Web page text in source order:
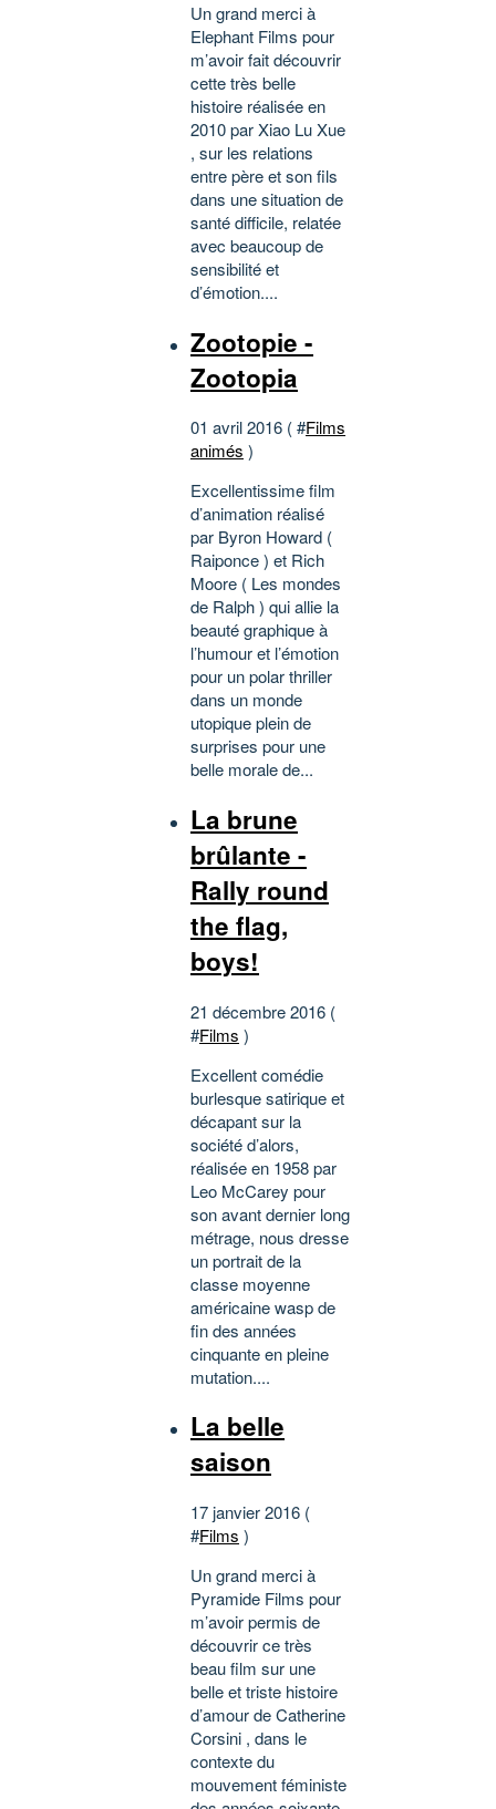
Un grand merci à
Elephant Films pour
m’avoir fait découvrir
cette très belle
histoire réalisée en
2010 par Xiao Lu Xue
, sur les relations
entre père et son fils
dans une situation de
santé difficile, relatée
avec beaucoup de
sensibilité et
d’émotion....
Zootopie -
Zootopia
01 avril 2016 ( #Films
animés )
Excellentissime film
d’animation réalisé
par Byron Howard (
Raiponce ) et Rich
Moore ( Les mondes
de Ralph ) qui allie la
beauté graphique à
l’humour et l’émotion
pour un polar thriller
dans un monde
utopique plein de
surprises pour une
belle morale de...
La brune
brûlante -
Rally round
the flag,
boys!
21 décembre 2016 (
#Films )
Excellent comédie
burlesque satirique et
décapant sur la
société d’alors,
réalisée en 1958 par
Leo McCarey pour
son avant dernier long
métrage, nous dresse
un portrait de la
classe moyenne
américaine wasp de
fin des années
cinquante en pleine
mutation....
La belle
saison
17 janvier 2016 (
#Films )
Un grand merci à
Pyramide Films pour
m’avoir permis de
découvrir ce très
beau film sur une
belle et triste histoire
d’amour de Catherine
Corsini , dans le
contexte du
mouvement féministe